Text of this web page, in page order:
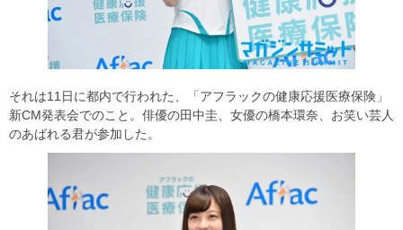
それは11日に都内で行われた、「アフラックの健康応援医療保険」
新CM発表会でのこと。俳優の田中圭、女優の橋本環奈、お笑い芸人
のあばれる君が参加した。